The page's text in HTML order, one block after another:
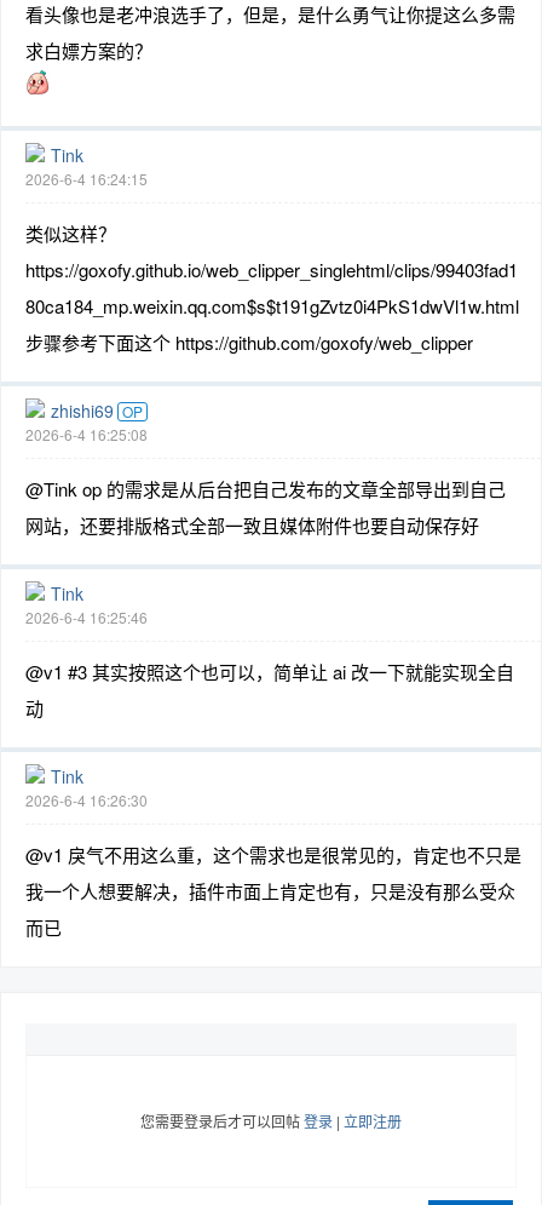
看头像也是老冲浪选手了，但是，是什么勇气让你提这么多需
求白嫖方案的？
Tink
2026-6-4 16:24:15
类似这样？
https://goxofy.github.io/web_clipper_singlehtml/clips/99403fad1
80ca184_mp.weixin.qq.com$s$t191gZvtz0i4PkS1dwVl1w.html
步骤参考下面这个 https://github.com/goxofy/web_clipper
zhishi69 OP
2026-6-4 16:25:08
@Tink op 的需求是从后台把自己发布的文章全部导出到自己
网站，还要排版格式全部一致且媒体附件也要自动保存好
Tink
2026-6-4 16:25:46
@v1 #3 其实按照这个也可以，简单让 ai 改一下就能实现全自
动
Tink
2026-6-4 16:26:30
@v1 戾气不用这么重，这个需求也是很常见的，肯定也不只是
我一个人想要解决，插件市面上肯定也有，只是没有那么受众
而已
您需要登录后才可以回帖登录 | 立即注册